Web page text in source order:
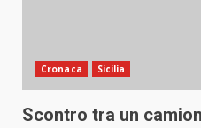
Cronaca Sicilia
Scontro tra un